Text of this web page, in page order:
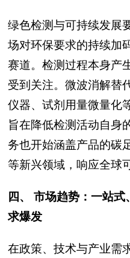
绿色检测与可持续发展
场对环保要求的持续加
赛道。检测过程本身产
受到关注。微波消解替
仪器、试剂用量微量化
旨在降低检测活动自身
务也开始涵盖产品的碳
等新兴领域，响应全球
四、 市场趋势：一站
求爆发
在政策、技术与产业需